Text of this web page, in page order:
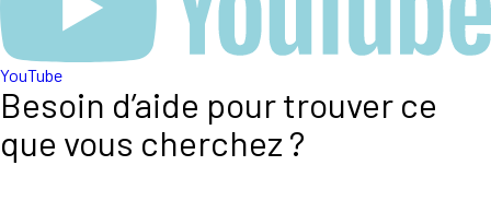
YouTube
Besoin d’aide pour trouver ce
que vous cherchez ?